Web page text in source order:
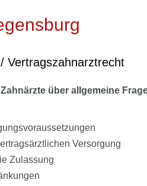
Vertragszahnarztrecht
über allgemeine
Versorgung
Zulassung